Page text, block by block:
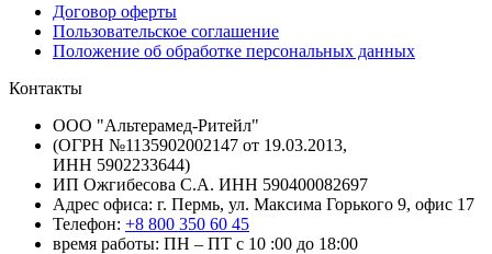
Договор оферты
Пользовательское соглашение
Положение об обработке персональных данных
Контакты
ООО "Альтерамед-Ритейл"
(ОГРН №1135902002147 от 19.03.2013,
ИНН 5902233644)
ИП Ожгибесова С.А. ИНН 590400082697
Адрес офиса: г. Пермь, ул. Максима Горького 9, офис 17
Телефон: +8 800 350 60 45
время работы: ПН – ПТ с 10 :00 до 18:00